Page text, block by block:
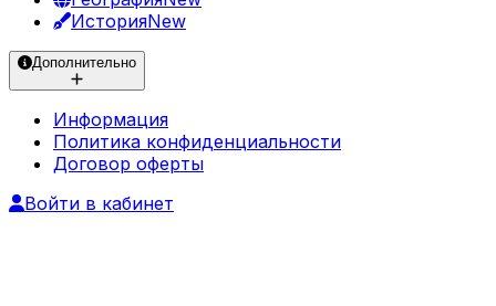
ИсторияNew
Дополнительно
Информация
Политика конфиденциальности
Договор оферты
Войти в кабинет